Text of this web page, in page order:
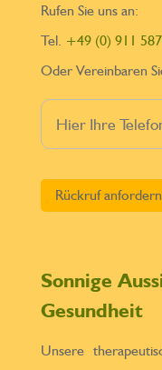
Rufen Sie uns an:
Tel. +49 (0) 911
Oder Vereinbaren
Sonnige
Gesundheit
Unsere